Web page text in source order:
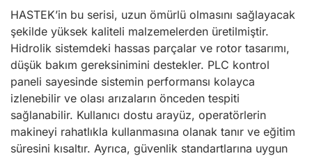
HASTEK’in bu serisi, uzun ömürlü olmasını sağlayacak
şekilde yüksek kaliteli malzemelerden üretilmiştir.
Hidrolik sistemdeki hassas parçalar ve rotor tasarımı,
düşük bakım gereksinimini destekler. PLC kontrol
paneli sayesinde sistemin performansı kolayca
izlenebilir ve olası arızaların önceden tespiti
sağlanabilir. Kullanıcı dostu arayüz, operatörlerin
makineyi rahatlıkla kullanmasına olanak tanır ve eğitim
süresini kısaltır. Ayrıca, güvenlik standartlarına uygun